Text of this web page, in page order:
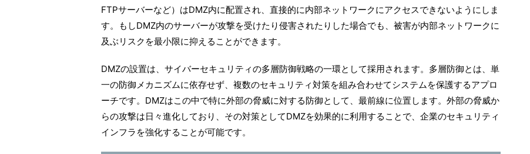
FTPサーバーなど）はDMZ内に配置され、直接的に内部ネットワークにアクセスできないようにしま
す。もしDMZ内のサーバーが攻撃を受けたり侵害されたりした場合でも、被害が内部ネットワークに
及ぶリスクを最小限に抑えることができます。
DMZの設置は、サイバーセキュリティの多層防御戦略の一環として採用されます。多層防御とは、単
一の防御メカニズムに依存せず、複数のセキュリティ対策を組み合わせてシステムを保護するアプロ
ーチです。DMZはこの中で特に外部の脅威に対する防御として、最前線に位置します。外部の脅威か
らの攻撃は日々進化しており、その対策としてDMZを効果的に利用することで、企業のセキュリティ
インフラを強化することが可能です。